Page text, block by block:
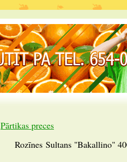
Pārtikas preces
Rozīnes Sultans "Bakallino"